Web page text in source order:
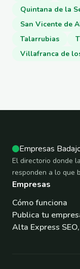
Quintana de la
San Vicente de
Talarrubias
Villafranca de
Empresas
El directorio donde
responden a lo que
Empresas
Cómo funciona
Publica tu
Alta Express